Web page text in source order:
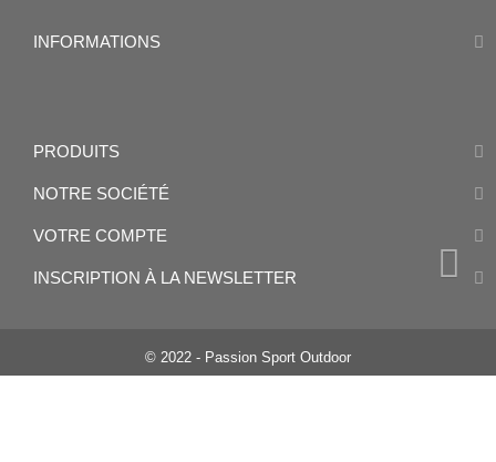
INFORMATIONS
PRODUITS
NOTRE SOCIÉTÉ
VOTRE COMPTE
INSCRIPTION À LA NEWSLETTER
© 2022 - Passion Sport Outdoor